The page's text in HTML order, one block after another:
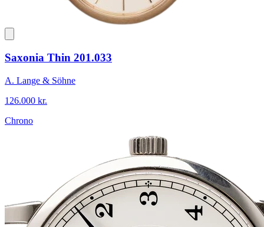
Saxonia Thin 201.033
A. Lange & Söhne
126.000 kr.
Chrono